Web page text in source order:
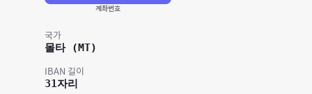
계좌번호
국가
몰타(MT)
IBAN 길이
31자리